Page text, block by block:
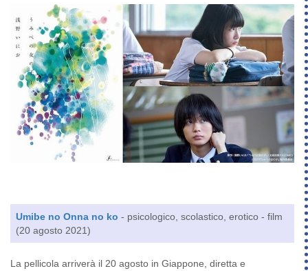
Umibe no Onna no ko - psicologico, scolastico, erotico - film
(20 agosto 2021)
La pellicola arriverà il 20 agosto in Giappone, diretta e